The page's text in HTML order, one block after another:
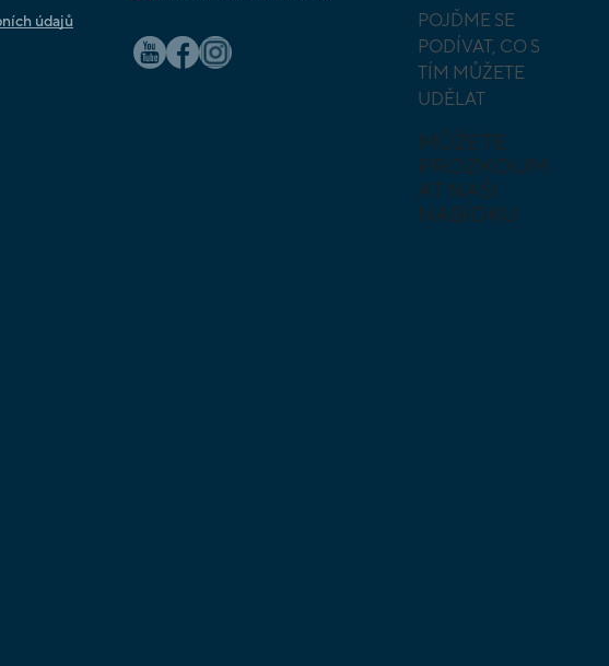
údajů
POJĎME SE
PODÍVAT, CO S
TÍM MŮŽETE
UDĚLAT
MŮŽETE
PROZKOUM
AT NAŠI
NABÍDKU